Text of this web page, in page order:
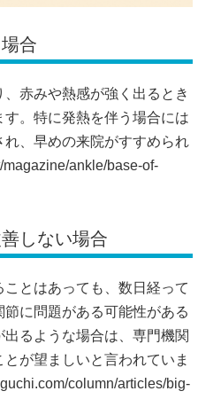
合
赤みや熱感が強く出るとき
。特に発熱を伴う場合には
、早めの来院がすすめられ
magazine/ankle/base-of-
しない場合
とはあっても、数日経って
に問題がある可能性がある
るような場合は、専門機関
が望ましいと言われていま
column/articles/big-